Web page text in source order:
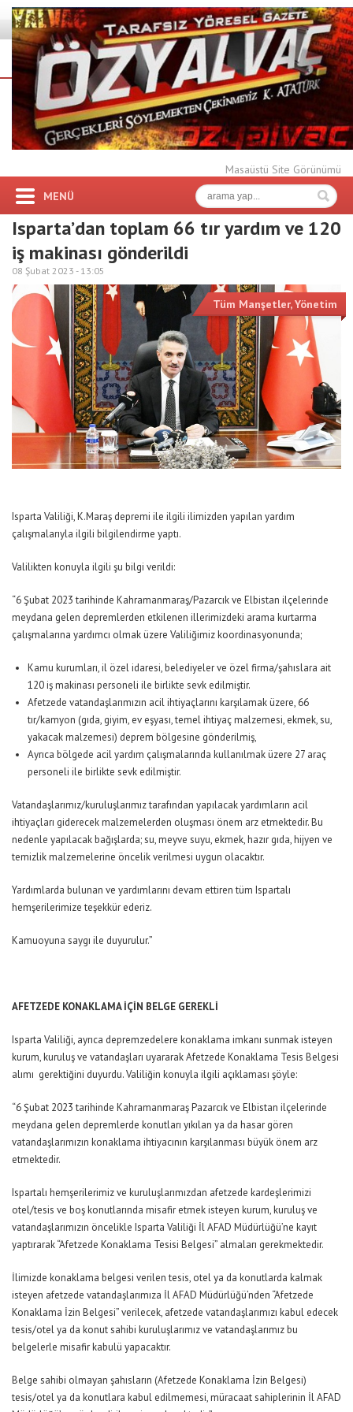
Masaüstü Site Görünümü
MENÜ
Isparta’dan toplam 66 tır yardım ve 120
iş makinası gönderildi
08 Şubat 2023 - 13:05
Tüm Manşetler,Yönetim
Isparta Valiliği, K.Maraş depremi ile ilgili ilimizden yapılan yardım
çalışmalarıyla ilgili bilgilendirme yaptı.
Valilikten konuyla ilgili şu bilgi verildi:
“6 Şubat 2023 tarihinde Kahramanmaraş/Pazarcık ve Elbistan ilçelerinde
meydana gelen depremlerden etkilenen illerimizdeki arama kurtarma
çalışmalarına yardımcı olmak üzere Valiliğimiz koordinasyonunda;
Kamu kurumları, il özel idaresi, belediyeler ve özel firma/şahıslara ait
120 iş makinası personeli ile birlikte sevk edilmiştir.
Afetzede vatandaşlarımızın acil ihtiyaçlarını karşılamak üzere, 66
tır/kamyon (gıda, giyim, ev eşyası, temel ihtiyaç malzemesi, ekmek, su,
yakacak malzemesi) deprem bölgesine gönderilmiş,
Ayrıca bölgede acil yardım çalışmalarında kullanılmak üzere 27 araç
personeli ile birlikte sevk edilmiştir.
Vatandaşlarımız/kuruluşlarımız tarafından yapılacak yardımların acil
ihtiyaçları giderecek malzemelerden oluşması önem arz etmektedir. Bu
nedenle yapılacak bağışlarda; su, meyve suyu, ekmek, hazır gıda, hijyen ve
temizlik malzemelerine öncelik verilmesi uygun olacaktır.
Yardımlarda bulunan ve yardımlarını devam ettiren tüm Ispartalı
hemşerilerimize teşekkür ederiz.
Kamuoyuna saygı ile duyurulur.”
AFETZEDE KONAKLAMA İÇİN BELGE GEREKLİ
Isparta Valiliği, ayrıca depremzedelere konaklama imkanı sunmak isteyen
kurum, kuruluş ve vatandaşları uyararak Afetzede Konaklama Tesis Belgesi
alımı gerektiğini duyurdu. Valiliğin konuyla ilgili açıklaması şöyle:
“6 Şubat 2023 tarihinde Kahramanmaraş Pazarcık ve Elbistan ilçelerinde
meydana gelen depremlerde konutları yıkılan ya da hasar gören
vatandaşlarımızın konaklama ihtiyacının karşılanması büyük önem arz
etmektedir.
Ispartalı hemşerilerimiz ve kuruluşlarımızdan afetzede kardeşlerimizi
otel/tesis ve boş konutlarında misafir etmek isteyen kurum, kuruluş ve
vatandaşlarımızın öncelikle Isparta Valiliği İl AFAD Müdürlüğü’ne kayıt
yaptırarak “Afetzede Konaklama Tesisi Belgesi” almaları gerekmektedir.
İlimizde konaklama belgesi verilen tesis, otel ya da konutlarda kalmak
isteyen afetzede vatandaşlarımıza İl AFAD Müdürlüğü’nden “Afetzede
Konaklama İzin Belgesi” verilecek, afetzede vatandaşlarımızı kabul edecek
tesis/otel ya da konut sahibi kuruluşlarımız ve vatandaşlarımız bu
belgelerle misafir kabulü yapacaktır.
Belge sahibi olmayan şahısların (Afetzede Konaklama İzin Belgesi)
tesis/otel ya da konutlara kabul edilmemesi, müracaat sahiplerinin İl AFAD